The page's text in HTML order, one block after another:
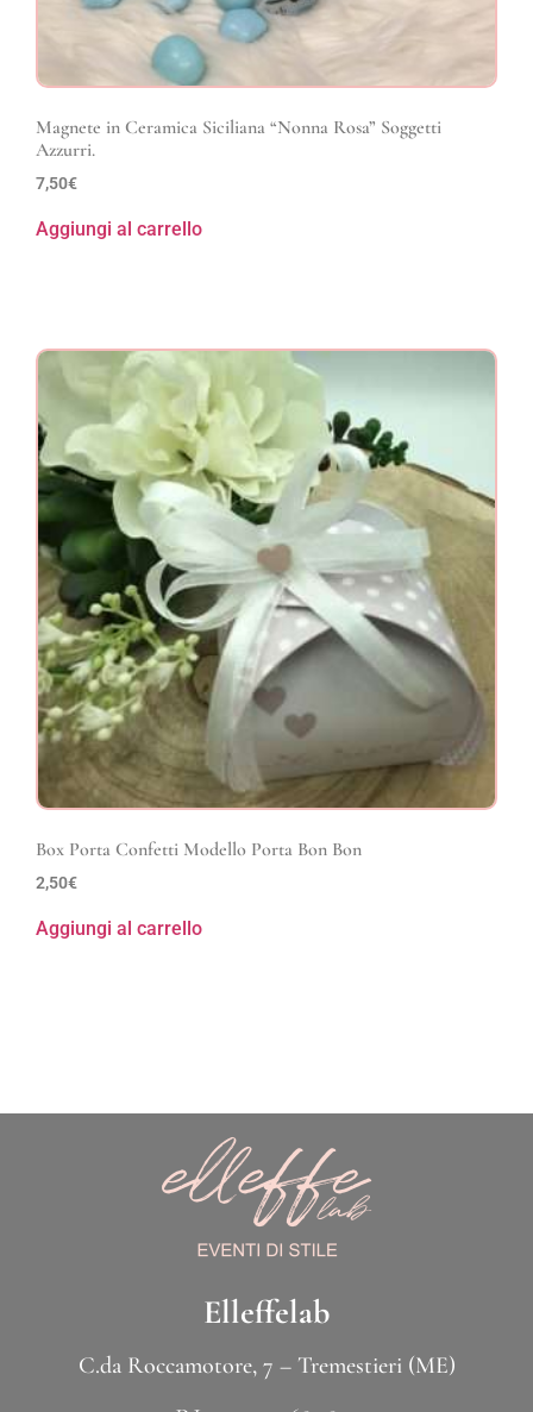
Magnete in Ceramica Siciliana “Nonna Rosa” Soggetti
Azzurri.
7,50€
Aggiungi al carrello
Box Porta Confetti Modello Porta Bon Bon
2,50€
Aggiungi al carrello
Elleffelab
C.da Roccamotore, 7 – Tremestieri (ME)